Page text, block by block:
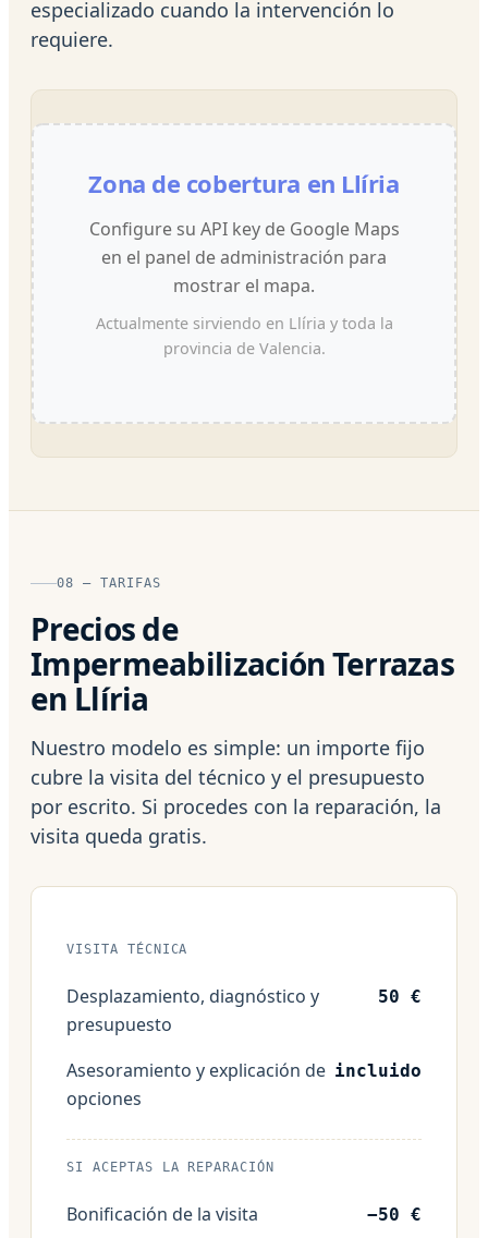
especializado cuando la intervención lo
requiere.
Zona de cobertura en Llíria
Configure su API key de Google Maps
en el panel de administración para
mostrar el mapa.
Actualmente sirviendo en Llíria y toda la
provincia de Valencia.
08 — TARIFAS
Precios de
Impermeabilización Terrazas
en Llíria
Nuestro modelo es simple: un importe fijo
cubre la visita del técnico y el presupuesto
por escrito. Si procedes con la reparación, la
visita queda gratis.
VISITA TÉCNICA
Desplazamiento, diagnóstico y
presupuesto
50 €
Asesoramiento y explicación de
opciones
incluido
SI ACEPTAS LA REPARACIÓN
Bonificación de la visita −50 €